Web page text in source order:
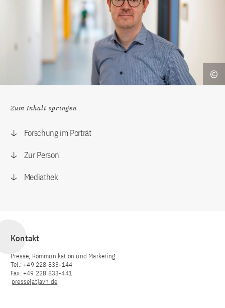
Zum Inhalt springen
Forschung im Porträt
Zur Person
Mediathek
Kontakt
Presse, Kommunikation und Marketing
Tel.: +49 228 833-144
Fax: +49 228 833-441
presse[at]avh.de